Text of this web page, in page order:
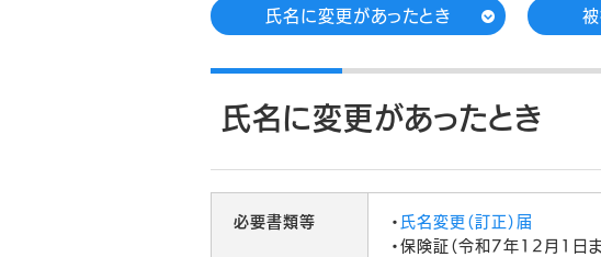
氏名に変更があったとき
氏名に変更があったとき
必要書類等 ・ 氏名変更（訂正）届
・保険証（令和7年12月1日ま